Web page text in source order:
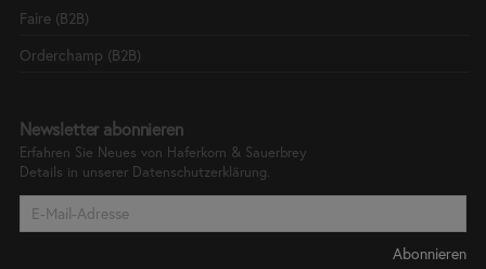
Faire (B2B)
Orderchamp (B2B)
Newsletter abonnieren
Erfahren Sie Neues von Haferkorn & Sauerbrey
Details in unserer Datenschutzerklärung.